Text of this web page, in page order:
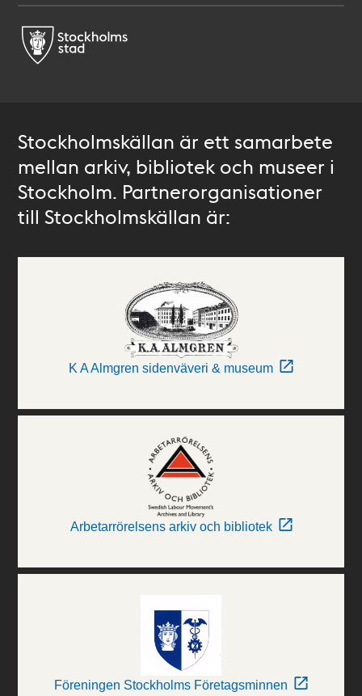
Stockholmskällan är ett samarbete
mellan arkiv, bibliotek och museer i
Stockholm. Partnerorganisationer
till Stockholmskällan är:
K A Almgren sidenväveri & museum
Arbetarrörelsens arkiv och bibliotek
Föreningen Stockholms Företagsminnen